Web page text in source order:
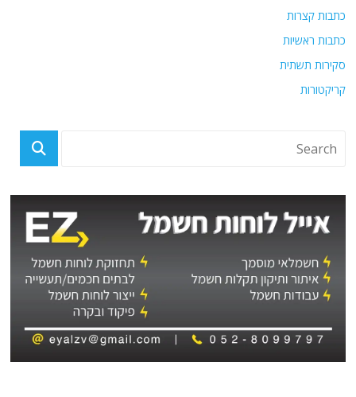
כתבות קצרות
כתבות ראשיות
סקירות תשתית
קריקטורות